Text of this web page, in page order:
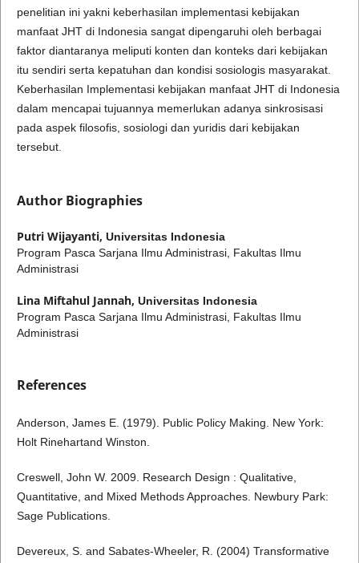
penelitian ini yakni keberhasilan implementasi kebijakan
manfaat JHT di Indonesia sangat dipengaruhi oleh berbagai
faktor diantaranya meliputi konten dan konteks dari kebijakan
itu sendiri serta kepatuhan dan kondisi sosiologis masyarakat.
Keberhasilan Implementasi kebijakan manfaat JHT di Indonesia
dalam mencapai tujuannya memerlukan adanya sinkrosisasi
pada aspek filosofis, sosiologi dan yuridis dari kebijakan
tersebut.
Author Biographies
Putri Wijayanti, Universitas Indonesia
Program Pasca Sarjana Ilmu Administrasi, Fakultas Ilmu
Administrasi
Lina Miftahul Jannah, Universitas Indonesia
Program Pasca Sarjana Ilmu Administrasi, Fakultas Ilmu
Administrasi
References
Anderson, James E. (1979). Public Policy Making. New York:
Holt Rinehartand Winston.
Creswell, John W. 2009. Research Design : Qualitative,
Quantitative, and Mixed Methods Approaches. Newbury Park:
Sage Publications.
Devereux, S. and Sabates-Wheeler, R. (2004) Transformative